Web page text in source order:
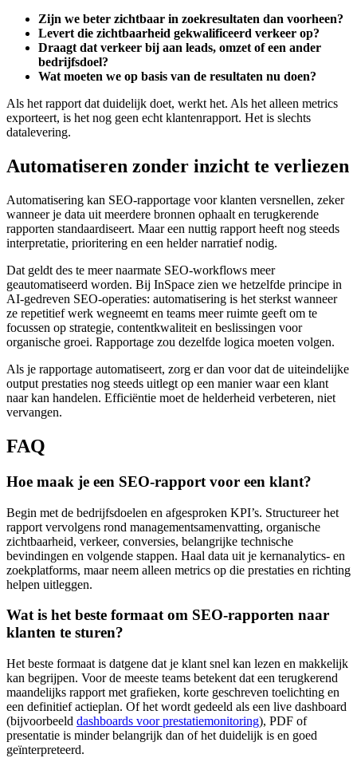
Zijn we beter zichtbaar in zoekresultaten dan voorheen?
Levert die zichtbaarheid gekwalificeerd verkeer op?
Draagt dat verkeer bij aan leads, omzet of een ander
bedrijfsdoel?
Wat moeten we op basis van de resultaten nu doen?
Als het rapport dat duidelijk doet, werkt het. Als het alleen metrics
exporteert, is het nog geen echt klantenrapport. Het is slechts
datalevering.
Automatiseren zonder inzicht te verliezen
Automatisering kan SEO-rapportage voor klanten versnellen, zeker
wanneer je data uit meerdere bronnen ophaalt en terugkerende
rapporten standaardiseert. Maar een nuttig rapport heeft nog steeds
interpretatie, prioritering en een helder narratief nodig.
Dat geldt des te meer naarmate SEO-workflows meer
geautomatiseerd worden. Bij InSpace zien we hetzelfde principe in
AI-gedreven SEO-operaties: automatisering is het sterkst wanneer
ze repetitief werk wegneemt en teams meer ruimte geeft om te
focussen op strategie, contentkwaliteit en beslissingen voor
organische groei. Rapportage zou dezelfde logica moeten volgen.
Als je rapportage automatiseert, zorg er dan voor dat de uiteindelijke
output prestaties nog steeds uitlegt op een manier waar een klant
naar kan handelen. Efficiëntie moet de helderheid verbeteren, niet
vervangen.
FAQ
Hoe maak je een SEO-rapport voor een klant?
Begin met de bedrijfsdoelen en afgesproken KPI’s. Structureer het
rapport vervolgens rond managementsamenvatting, organische
zichtbaarheid, verkeer, conversies, belangrijke technische
bevindingen en volgende stappen. Haal data uit je kernanalytics- en
zoekplatforms, maar neem alleen metrics op die prestaties en richting
helpen uitleggen.
Wat is het beste formaat om SEO-rapporten naar
klanten te sturen?
Het beste formaat is datgene dat je klant snel kan lezen en makkelijk
kan begrijpen. Voor de meeste teams betekent dat een terugkerend
maandelijks rapport met grafieken, korte geschreven toelichting en
een definitief actieplan. Of het wordt gedeeld als een live dashboard
(bijvoorbeeld dashboards voor prestatiemonitoring), PDF of
presentatie is minder belangrijk dan of het duidelijk is en goed
geïnterpreteerd.